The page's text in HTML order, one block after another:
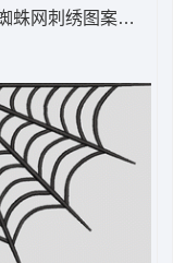
格式
蛛网刺绣图案 网上